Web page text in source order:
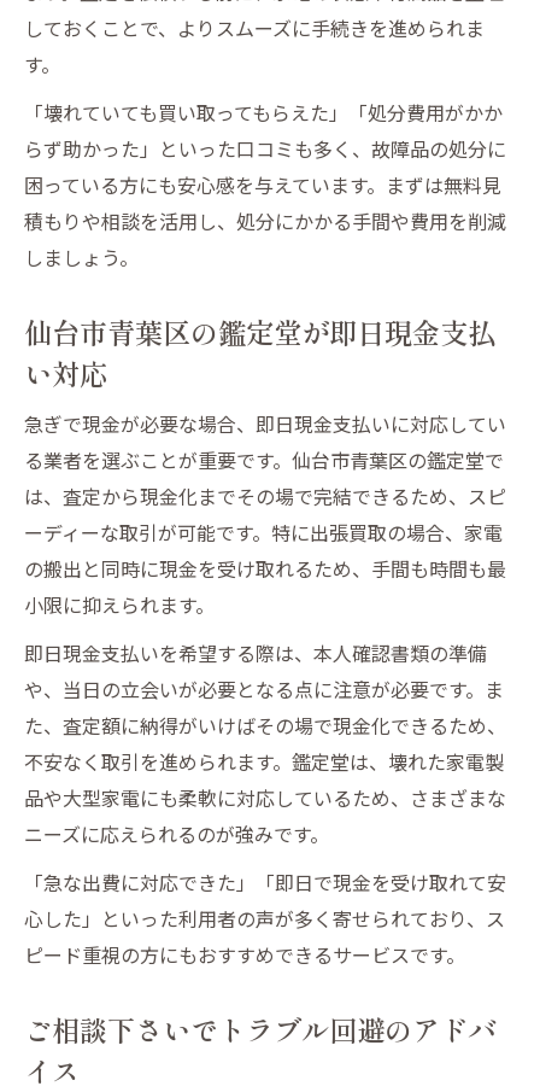
しておくことで、よりスムーズに手続きを進められま
す。
「壊れていても買い取ってもらえた」「処分費用がかか
らず助かった」といった口コミも多く、故障品の処分に
困っている方にも安心感を与えています。まずは無料見
積もりや相談を活用し、処分にかかる手間や費用を削減
しましょう。
仙台市青葉区の鑑定堂が即日現金支払
い対応
急ぎで現金が必要な場合、即日現金支払いに対応してい
る業者を選ぶことが重要です。仙台市青葉区の鑑定堂で
は、査定から現金化までその場で完結できるため、スピ
ーディーな取引が可能です。特に出張買取の場合、家電
の搬出と同時に現金を受け取れるため、手間も時間も最
小限に抑えられます。
即日現金支払いを希望する際は、本人確認書類の準備
や、当日の立会いが必要となる点に注意が必要です。ま
た、査定額に納得がいけばその場で現金化できるため、
不安なく取引を進められます。鑑定堂は、壊れた家電製
品や大型家電にも柔軟に対応しているため、さまざまな
ニーズに応えられるのが強みです。
「急な出費に対応できた」「即日で現金を受け取れて安
心した」といった利用者の声が多く寄せられており、ス
ピード重視の方にもおすすめできるサービスです。
ご相談下さいでトラブル回避のアドバ
イス